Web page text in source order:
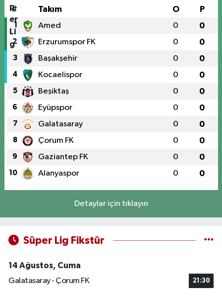
# Takım O P
1 Amed 0 0
2 Erzurumspor FK 0 0
3 Başakşehir 0 0
4 Kocaelispor 0 0
5 Beşiktaş 0 0
6 Eyüpspor 0 0
7 Galatasaray 0 0
8 Çorum FK 0 0
9 Gaziantep FK 0 0
10 Alanyaspor 0 0
Detaylar için tıklayın
Süper Lig Fikstür
14 Ağustos, Cuma
Galatasaray - Çorum FK
21:30